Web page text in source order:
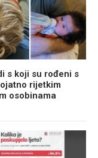
s koji su rođeni s
rijetkim
osobinama